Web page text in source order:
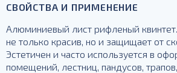
СВОЙСТВА И ПРИМЕНЕНИЕ
Алюминиевый лист рифленый
не только красив, но и защищает от
Эстетичен и часто используется в
помещений, лестниц, пандусов,